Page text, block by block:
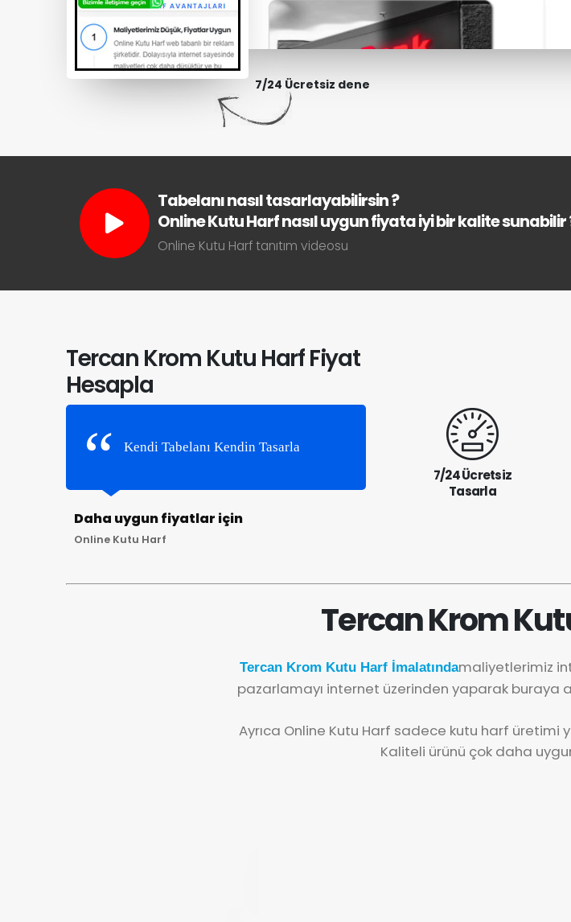
7/24 Ücretsiz dene
Tabelanı nasıl tasarlayabilirsin ?
Online Kutu Harf nasıl uygun fiyata iyi bir kalite sunabilir
Online Kutu Harf tanıtım videosu
Tercan Krom Kutu Harf Fiyat
Hesapla
Kendi Tabelanı Kendin Tasarla
Daha uygun fiyatlar için
Online Kutu Harf
7/24 Ücretsiz
Tasarla
Tercan Krom
Tercan Krom Kutu Harf İmalatındamaliyetlerimiz
pazarlamayı internet üzerinden yaparak buraya
Ayrıca Online Kutu Harf sadece kutu harf
Kaliteli ürünü çok daha